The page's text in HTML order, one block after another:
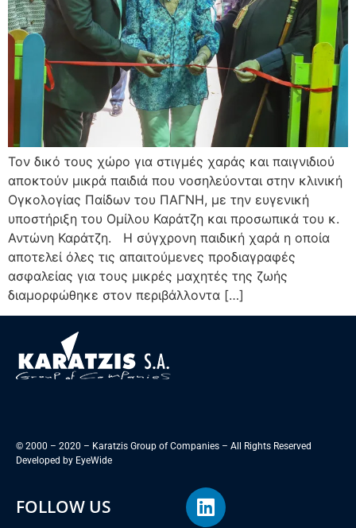
Τον δικό τους χώρο για στιγμές χαράς και παιγνιδιού
αποκτούν μικρά παιδιά που νοσηλεύονται στην κλινική
Ογκολογίας Παίδων του ΠΑΓΝΗ, με την ευγενική
υποστήριξη του Ομίλου Καράτζη και προσωπικά του κ.
Αντώνη Καράτζη. Η σύγχρονη παιδική χαρά η οποία
αποτελεί όλες τις απαιτούμενες προδιαγραφές
ασφαλείας για τους μικρές μαχητές της ζωής
διαμορφώθηκε στον περιβάλλοντα […]
© 2000 – 2020 – Karatzis Group of Companies – All Rights Reserved
Developed by EyeWide
FOLLOW US